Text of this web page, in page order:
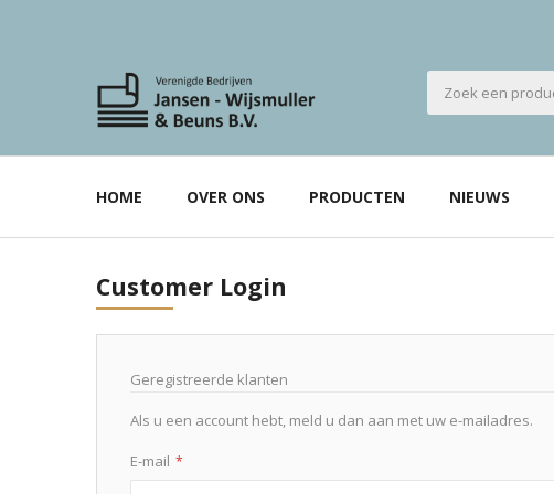
HOME OVER ONS PRODUCTEN NIEUWS
Customer Login
Geregistreerde klanten
Als u een account hebt, meld u dan aan met uw e-mailadres.
E-mail